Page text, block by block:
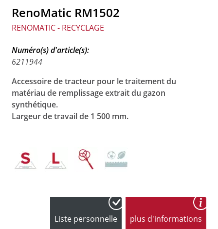
RenoMatic RM1502
RENOMATIC - RECYCLAGE
Numéro(s) d'article(s):
6211944
Accessoire de tracteur pour le traitement du
matériau de remplissage extrait du gazon
synthétique.
Largeur de travail de 1 500 mm.
Liste personnelle plus d'informations